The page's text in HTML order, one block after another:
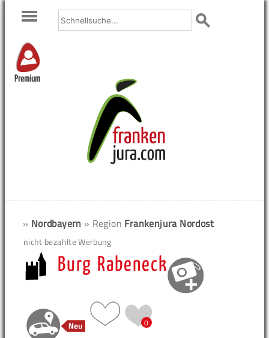
Premium
» Nordbayern » Region Frankenjura Nordost
nicht bezahlte Werbung
Burg Rabeneck
0